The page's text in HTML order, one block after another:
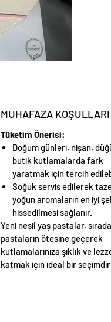
MUHAFAZA KOŞULLARI
Tüketim Önerisi:
Doğum günleri, nişan,
butik kutlamalarda fark
yaratmak için tercih
Soğuk servis edilerek
yoğun aromaların en iyi
hissedilmesi sağlanır.
Yeni nesil yaş pastalar,
pastaların ötesine geçerek
kutlamalarınıza şıklık ve
katmak için ideal bir